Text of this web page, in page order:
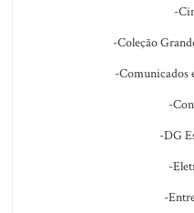
-
-Coleção
-Comunicados
-
-DG
-
-